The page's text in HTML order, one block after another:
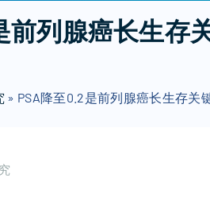
有问有答
诊疗指南
购物车
订单追踪
常见问题
前列腺癌长生存
» PSA降至0.2是前列腺癌长生存关